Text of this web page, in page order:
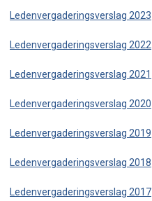
Ledenvergaderingsverslag 2023
Ledenvergaderingsverslag 2022
Ledenvergaderingsverslag 2021
Ledenvergaderingsverslag 2020
Ledenvergaderingsverslag 2019
Ledenvergaderingsverslag 2018
Ledenvergaderingsverslag 2017